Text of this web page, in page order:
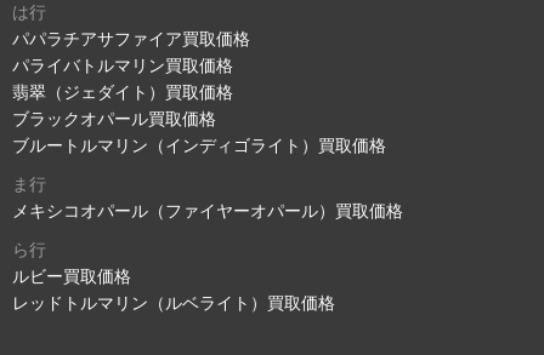
は行
パパラチアサファイア買取価格
パライバトルマリン買取価格
翡翠（ジェダイト）買取価格
ブラックオパール買取価格
ブルートルマリン（インディゴライト）買取価格
ま行
メキシコオパール（ファイヤーオパール）買取価格
ら行
ルビー買取価格
レッドトルマリン（ルベライト）買取価格